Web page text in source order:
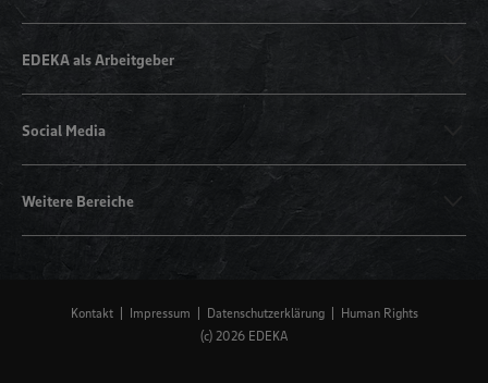
EDEKA als Arbeitgeber
Social Media
Weitere Bereiche
Kontakt Impressum Datenschutzerklärung
Human Rights
(c) 2026 EDEKA